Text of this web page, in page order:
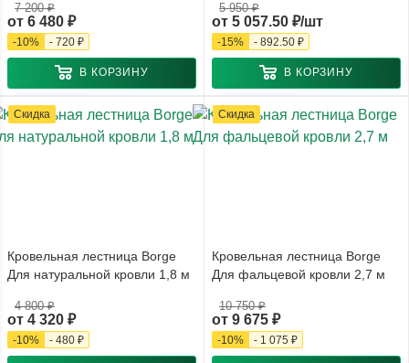
от 6 480 ₽
7 200 ₽
-10% - 720 ₽
В КОРЗИНУ
от 5 057.50 ₽/шт
5 950 ₽
-15% - 892.50 ₽
В КОРЗИНУ
Скидка
Кровельная лестница Borge
Для натуральной кровли 1,8 м
от 4 320 ₽
4 800 ₽
-10% - 480 ₽
Скидка
Кровельная лестница Borge
Для фальцевой кровли 2,7 м
от 9 675 ₽
10 750 ₽
-10% - 1 075 ₽